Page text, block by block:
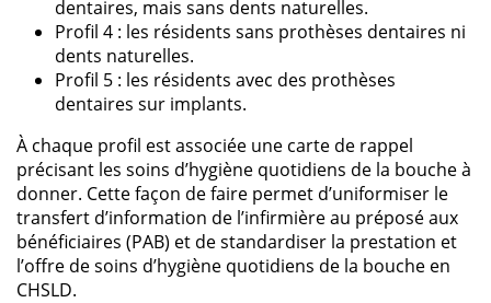
dentaires, mais sans dents naturelles.
Profil 4 : les résidents sans prothèses dentaires ni
dents naturelles.
Profil 5 : les résidents avec des prothèses
dentaires sur implants.
À chaque profil est associée une carte de rappel
précisant les soins d’hygiène quotidiens de la bouche à
donner. Cette façon de faire permet d’uniformiser le
transfert d’information de l’infirmière au préposé aux
bénéficiaires (PAB) et de standardiser la prestation et
l’offre de soins d’hygiène quotidiens de la bouche en
CHSLD.